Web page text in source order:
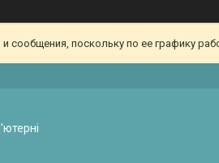
поскольку по ее графику